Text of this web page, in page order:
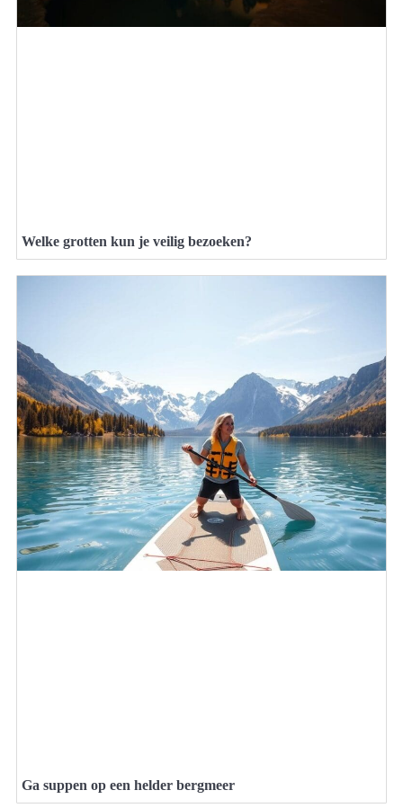
Welke grotten kun je veilig bezoeken?
Ga suppen op een helder bergmeer